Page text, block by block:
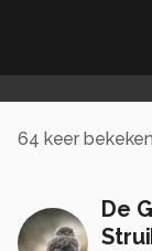
64 keer bekeken
De